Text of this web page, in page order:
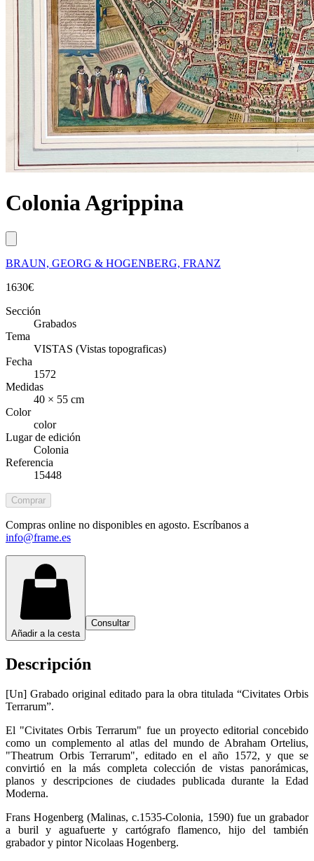
Colonia Agrippina
BRAUN, GEORG & HOGENBERG, FRANZ
1630€
Sección
Grabados
Tema
VISTAS (Vistas topograficas)
Fecha
1572
Medidas
40 × 55 cm
Color
color
Lugar de edición
Colonia
Referencia
15448
Comprar
Compras online no disponibles en agosto. Escríbanos a
info@frame.es
Añadir a la cesta
Consultar
Descripción
[Un] Grabado original editado para la obra titulada “Civitates Orbis
Terrarum”.
El "Civitates Orbis Terrarum" fue un proyecto editorial concebido
como un complemento al atlas del mundo de Abraham Ortelius,
"Theatrum Orbis Terrarum", editado en el año 1572, y que se
convirtió en la más completa colección de vistas panorámicas,
planos y descripciones de ciudades publicada durante la Edad
Moderna.
Frans Hogenberg (Malinas, c.1535-Colonia, 1590) fue un grabador
a buril y aguafuerte y cartógrafo flamenco, hijo del también
grabador y pintor Nicolaas Hogenberg.